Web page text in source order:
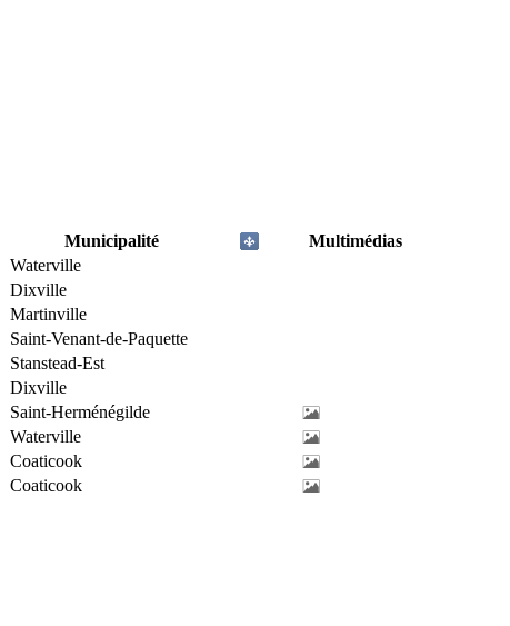
Municipalité
Multimédias
Waterville
Dixville
Martinville
Saint-Venant-de-Paquette
Stanstead-Est
Dixville
Saint-Herménégilde
Waterville
Coaticook
Coaticook